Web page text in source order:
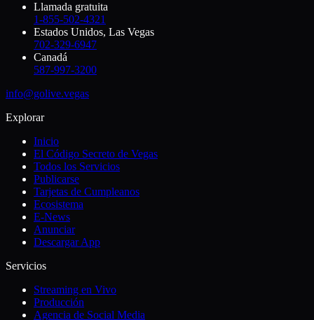
Llamada gratuita
1-855-502-4321
Estados Unidos, Las Vegas
702-329-6947
Canadá
587-997-3200
info@golive.vegas
Explorar
Inicio
El Código Secreto de Vegas
Todos los Servicios
Publicarse
Tarjetas de Cumpleanos
Ecosistema
E-News
Anunciar
Descargar App
Servicios
Streaming en Vivo
Producción
Agencia de Social Media